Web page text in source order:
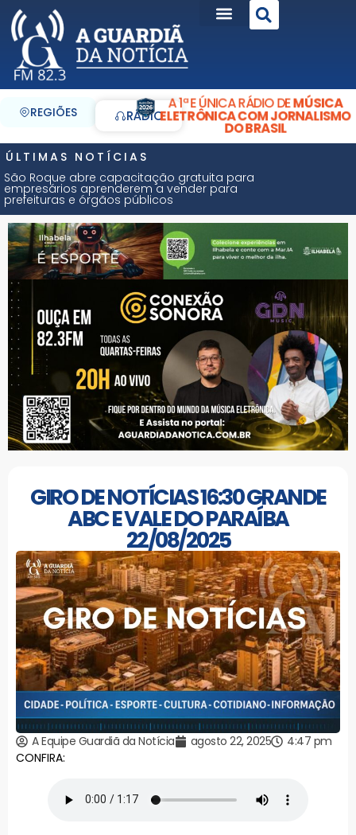
REGIÕES RÁDIO
A 1ª E ÚNICA RÁDIO DEMÚSICA
ELETRÔNICA COM JORNALISMO
DO BRASIL
ÚLTIMAS NOTÍCIAS
São Roque abre capacitação gratuita para
empresários aprenderem a vender para
prefeituras e órgãos públicos
GIRO DE NOTÍCIAS 16:30 GRANDE
ABC E VALE DO PARAÍBA
22/08/2025
A Equipe Guardiã da Notícia agosto 22, 2025
4:47 pm
CONFIRA: